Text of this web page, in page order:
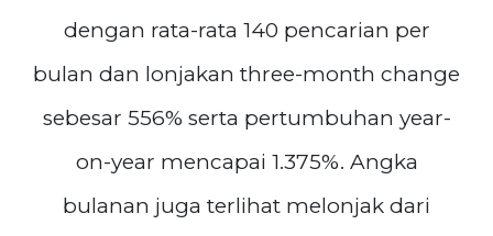
dengan rata-rata 140 pencarian per
bulan dan lonjakan three-month change
sebesar 556% serta pertumbuhan year-
on-year mencapai 1.375%. Angka
bulanan juga terlihat melonjak dari